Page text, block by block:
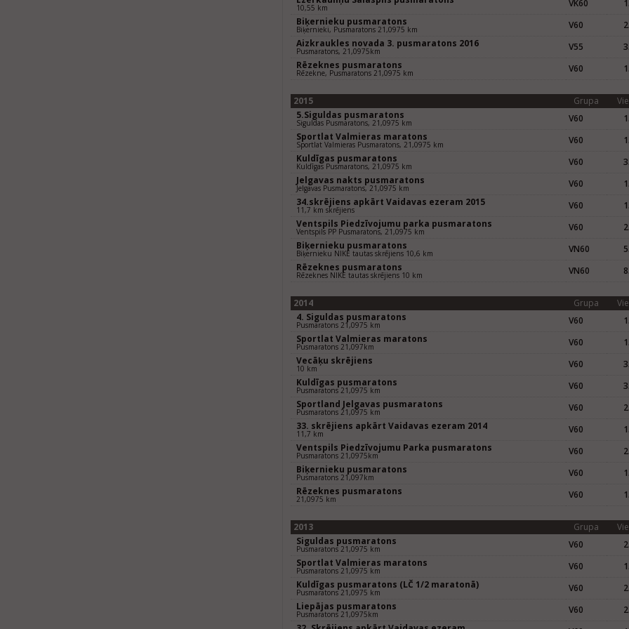
10,55 km VK60
1.
Biķernieku pusmaratons
Biķernieki, Pusmaratons 21,0975 km V60
2.
Aizkraukles novada 3. pusmaratons 2016
Pusmaratons, 21,0975km V55
3.
Rēzeknes pusmaratons
Rēzekne, Pusmaratons 21,0975 km V60 1.
2015 Grupa
5.Siguldas pusmaratons
Siguldas Pusmaratons, 21,0975 km V60
1.
Sportlat Valmieras maratons
Sportlat Valmieras Pusmaratons, 21,0975 km V60
1.
Kuldīgas pusmaratons
Kuldīgas Pusmaratons, 21,0975 km V60
3.
Jelgavas nakts pusmaratons
Jelgavas Pusmaratons, 21,0975 km V60
1.
34.skrējiens apkārt Vaidavas ezeram 2015
11,7 km skrējiens V60
1.
Ventspils Piedzīvojumu parka pusmaratons
Ventspils PP Pusmaratons, 21,0975 km V60
2.
Biķernieku pusmaratons
Biķernieku NIKE tautas skrējiens 10,6 km VN60
5.
Rēzeknes pusmaratons
Rēzeknes NIKE tautas skrējiens 10 km VN60 8.
2014 Grupa
4. Siguldas pusmaratons
Pusmaratons 21,0975 km V60
1.
Sportlat Valmieras maratons
Pusmaratons 21,097km V60
1.
Vecāķu skrējiens
10 km V60
3.
Kuldīgas pusmaratons
Pusmaratons 21,0975 km V60
3.
Sportland Jelgavas pusmaratons
Pusmaratons 21,0975 km V60
2.
33. skrējiens apkārt Vaidavas ezeram 2014
11,7 km V60
1.
Ventspils Piedzīvojumu Parka pusmaratons
Pusmaratons 21,0975km V60
2.
Biķernieku pusmaratons
Pusmaratons 21,097km V60
1.
Rēzeknes pusmaratons
21,0975 km V60 1.
2013 Grupa
Siguldas pusmaratons
Pusmaratons 21,0975 km V60
2.
Sportlat Valmieras maratons
Pusmaratons 21,0975 km V60
1.
Kuldīgas pusmaratons (LČ 1/2 maratonā)
Pusmaratons 21,0975 km V60
2.
Liepājas pusmaratons
Pusmaratons 21,0975km V60
2.